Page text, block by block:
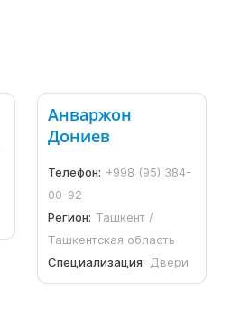
Анваржон
Дониев
Телефон: +998 (95) 384-
00-92
Регион: Ташкент /
Ташкентская область
Специализация: Двери